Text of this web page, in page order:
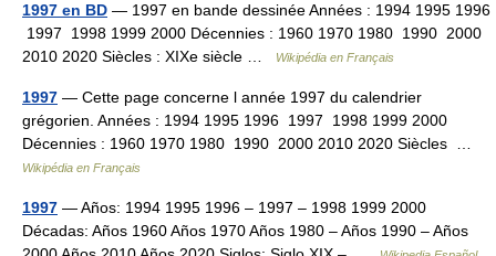
1997 en BD — 1997 en bande dessinée Années : 1994 1995 1996
1997 1998 1999 2000 Décennies : 1960 1970 1980 1990 2000
2010 2020 Siècles : XIXe siècle …
Wikipédia en Français
1997 — Cette page concerne l année 1997 du calendrier
grégorien. Années : 1994 1995 1996 1997 1998 1999 2000
Décennies : 1960 1970 1980 1990 2000 2010 2020 Siècles …
Wikipédia en Français
1997 — Años: 1994 1995 1996 – 1997 – 1998 1999 2000
Décadas: Años 1960 Años 1970 Años 1980 – Años 1990 – Años